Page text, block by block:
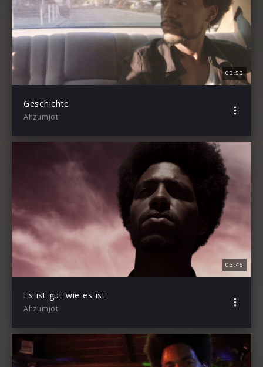
03:53
Geschichte
Ahzumjot
03:46
Es ist gut wie es ist
Ahzumjot